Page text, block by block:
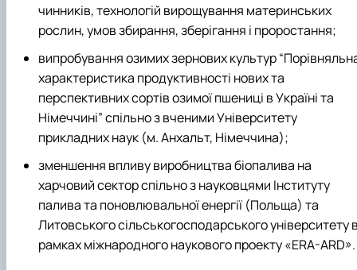
чинників, технологій вирощування материнських
рослин, умов збирання, зберігання і проростання;
випробування озимих зернових культур
характеристика продуктивності нових та
перспективних сортів озимої пшениці в Україні та
Німеччині” спільно з вченими Університету
прикладних наук (м. Анхальт, Німеччина);
зменшення впливу виробництва біопалива на
харчовий сектор спільно з науковцями Інституту
палива та поновлювальної енергії (Польща) та
Литовського сільськогосподарського університету
рамках міжнародного наукового проекту «ERA-ARD».